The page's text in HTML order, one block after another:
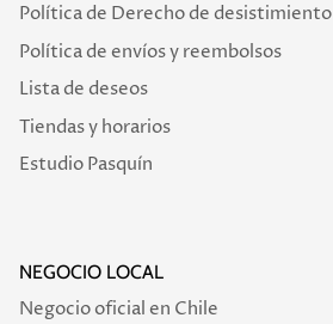
Política de Derecho de desistimiento
Política de envíos y reembolsos
Lista de deseos
Tiendas y horarios
Estudio Pasquín
NEGOCIO LOCAL
Negocio oficial en Chile